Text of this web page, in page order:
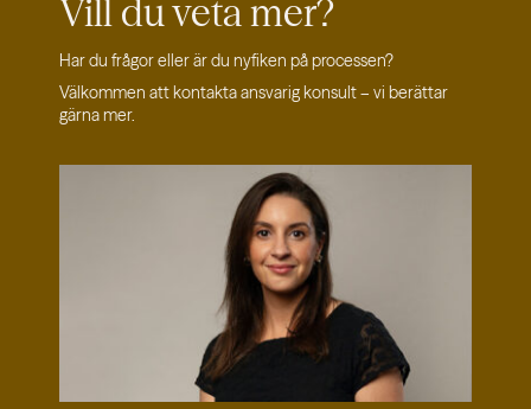
Vill du vetamer?
Har du frågor eller är du nyfiken på processen?
Välkommen att kontakta ansvarig konsult – vi berättar
gärna mer.